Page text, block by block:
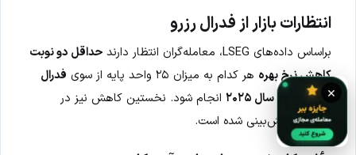
انتظارات بازار از فدرال رزرو
براساس داده‌های LSEG، معامله‌گران انتظار دارند
حداقل دو نوبت
کاهش نرخ بهره هر کدام به میزان ۲۵ واحد پایه از سوی
فدرال
رزرو تا پایان سال ۲۰۲۵
انجام شود. نخستین کاهش نیز در
سپتامبرپیش‌بینی شده است.
×